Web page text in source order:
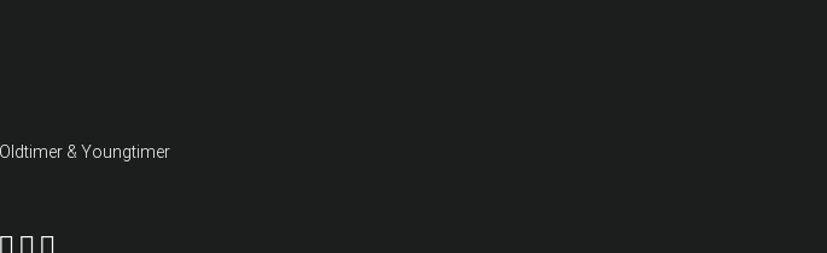
C.O.G. Classics auf YouTube
C.O.G. Classics auf Facebook
C.O.G. Classics auf Instagram